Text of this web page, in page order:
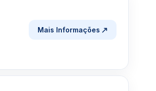
Mais Informações